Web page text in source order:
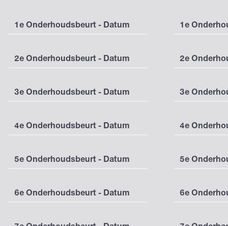
1e Onderhoudsbeurt - Datum 1e
2e Onderhoudsbeurt - Datum 2e
3e Onderhoudsbeurt - Datum 3e
4e Onderhoudsbeurt - Datum 4e
5e Onderhoudsbeurt - Datum 5e
6e Onderhoudsbeurt - Datum 6e